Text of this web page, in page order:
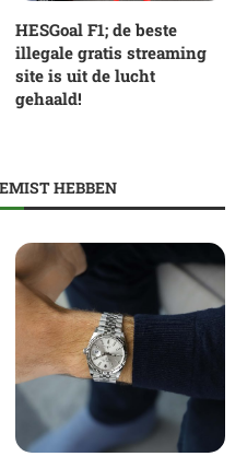
HESGoal F1; de beste
illegale gratis streaming
site is uit de lucht
gehaald!
HEBBEN